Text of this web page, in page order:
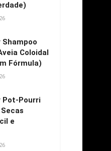
Shampoo
Coloidal
Fórmula)
Pot-Pourri
e